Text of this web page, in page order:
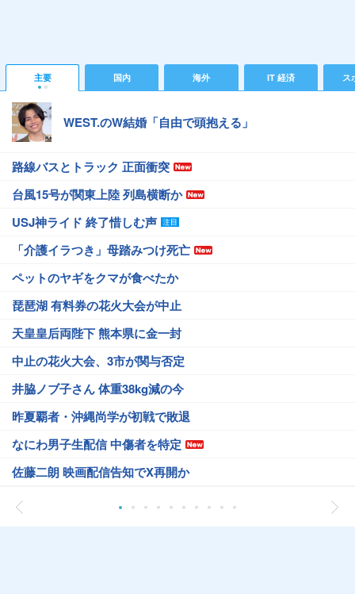
主要 国内 海外 IT 経済 ス
WEST.のW結婚「自由で頭抱える」
路線バスとトラック 正面衝突
台風15号が関東上陸 列島横断か
USJ神ライド 終了惜しむ声
「介護イラつき」母踏みつけ死亡
ペットのヤギをクマが食べたか
琵琶湖 有料券の花火大会が中止
天皇皇后両陛下 熊本県に金一封
中止の花火大会、3市が関与否定
井脇ノブ子さん 体重38kg減の今
昨夏覇者・沖縄尚学が初戦で敗退
なにわ男子生配信 中傷者を特定
佐藤二朗 映画配信告知でX再開か